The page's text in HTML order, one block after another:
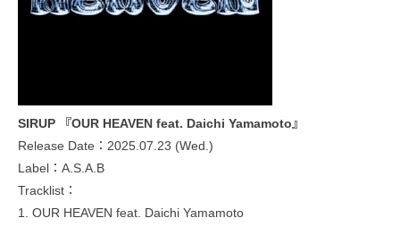
SIRUP 『OUR HEAVEN feat. Daichi Yamamoto』
Release Date：2025.07.23 (Wed.)
Label：A.S.A.B
Tracklist：
1. OUR HEAVEN feat. Daichi Yamamoto